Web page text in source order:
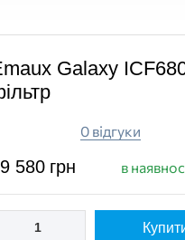
Galaxy
0 відгуки
580 грн в